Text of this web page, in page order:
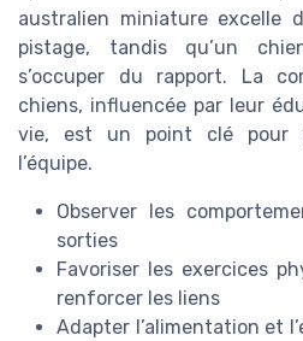
australien miniature excelle
pistage, tandis qu’un
s’occuper du rapport. La
chiens, influencée par leur
vie, est un point clé pour
l’équipe.
Observer les
sorties
Favoriser les exercices
renforcer les liens
Adapter l’alimentation et